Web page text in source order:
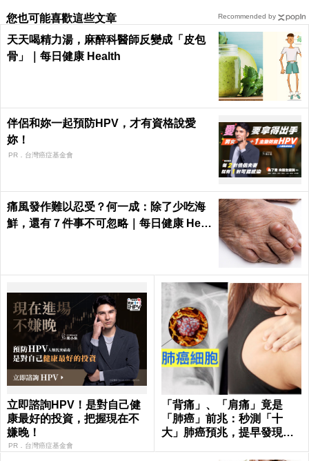
您也可能喜歡這些文章
天天喝精力湯，麻醉科醫師反變成「皮包
骨」｜每日健康 Health
伴侶和妳一起預防HPV，才有資格說愛
妳！
PR．台灣癌症基金會
痛風發作難以忍受？何一成：除了少吃海
鮮，還有７件事不可忽略｜每日健康 Heal
立即諮詢HPV！是對自己健
康最好的投資，把握現在不
嫌晚！
PR．台灣癌症基金會
「背痛」、「肩痛」竟是
「肺癌」前兆：秒測「十
大」肺癌預兆，提早發現治
Recommended by